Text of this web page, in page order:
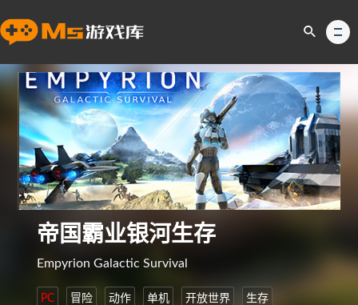
帝国霸业银河生存
Empyrion Galactic Survival
PC 冒险 动作 单机 开放世界 生存